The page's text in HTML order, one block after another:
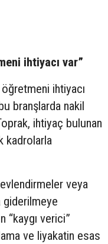
ihtiyacı var”
ihtiyacı
branşlarda nakil
ihtiyaç bulunan
kadrolarla
veya
giderilmeye
“kaygı verici”
ve liyakatin esas